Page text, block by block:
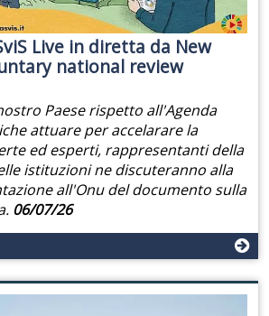
Live in diretta da New
national review
Paese rispetto all'Agenda
attuare per accelarare la
ed esperti, rappresentanti della
istituzioni ne discuteranno alla
all'Onu del documento sulla
06/07/26